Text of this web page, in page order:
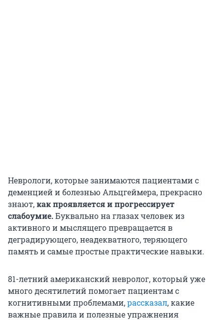
Неврологи, которые занимаются пациентами с
деменцией и болезнью Альцгеймера, прекрасно
знают,как проявляется и прогрессирует
слабоумие.Буквально на глазах человек из
активного и мыслящего превращается в
деградирующего, неадекватного, теряющего
память и самые простые практические навыки.
81-летний американский невролог, который уже
много десятилетий помогает пациентам с
когнитивными проблемами,рассказал, какие
важные правила и полезные упражнения